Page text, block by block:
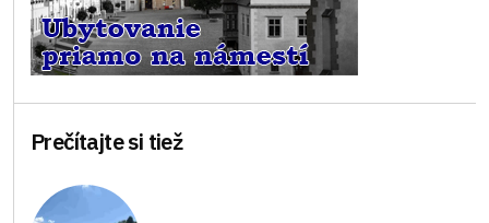
Prečítajte si tiež